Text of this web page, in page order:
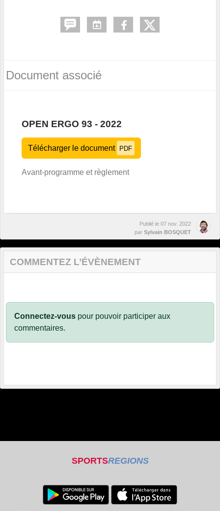
Document associé
OPEN ERGO 93 - 2022
Télécharger le document PDF
Avant-programme et règlement
Publié le 07 nov. 2022
par Sylvain BOSQUET
COMMENTEZ L’ÉVÈNEMENT
Connectez-vous pour pouvoir participer aux
commentaires.
SPORTSREGIONS